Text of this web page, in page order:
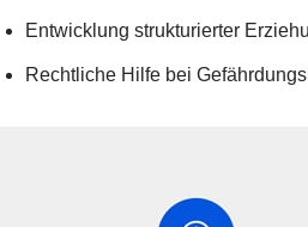
Entwicklung strukturierter
Rechtliche Hilfe bei